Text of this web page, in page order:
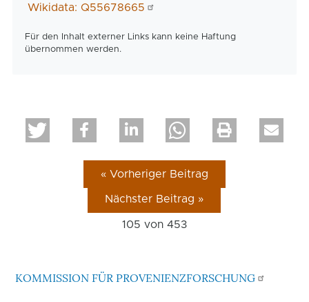
Wikidata: Q55678665
Für den Inhalt externer Links kann keine Haftung
übernommen werden.
« Vorheriger Beitrag
Nächster Beitrag »
105 von 453
KOMMISSION FÜR PROVENIENZFORSCHUNG